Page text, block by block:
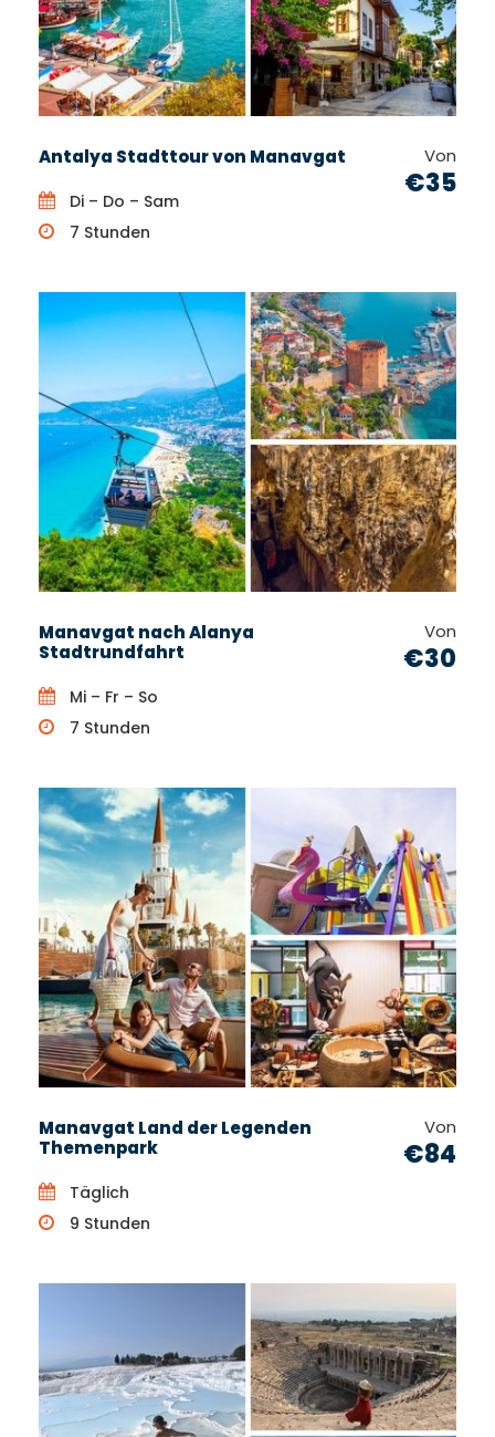
Antalya Stadttour von Manavgat Von
€35
Di – Do – Sam
7 Stunden
Manavgat nach Alanya
Stadtrundfahrt
Von
€30
Mi – Fr – So
7 Stunden
Manavgat Land der Legenden
Themenpark
Von
€84
Täglich
9 Stunden